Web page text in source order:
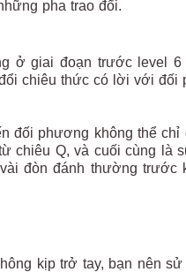
pha trao đổi.
ở giai đoạn trước level
chiêu thức có lời với
đối phương không thể
chiêu Q, và cuối cùng là
đòn đánh thường
kịp trở tay, bạn nên